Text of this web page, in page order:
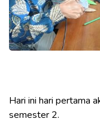
Hari ini hari pertama
semester 2.